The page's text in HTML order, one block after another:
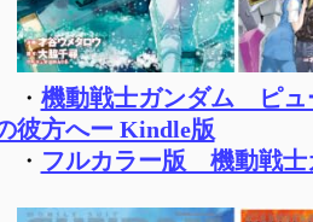
・ 機動戦士ガンダム ピ
彼方へー Kindle版
・ フルカラー版 機動戦